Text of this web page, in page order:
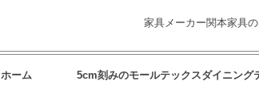
家具メーカー関本家具
ホーム 5cm刻みのモールテックスダイニング